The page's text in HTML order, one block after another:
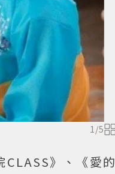
1/5
》、《愛的